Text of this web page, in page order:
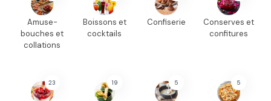
Amuse-
bouches et
collations
Boissons et
cocktails
Confiserie
Conserves et
confitures
23 19 5 5